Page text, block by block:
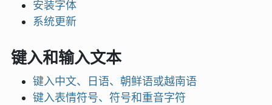
安装字体
系统更新
键入和输入文本
键入中文、日语、朝鲜语或越南语
键入表情符号、符号和重音字符